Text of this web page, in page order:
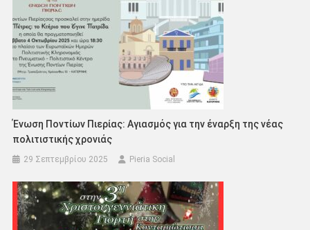
Ένωση Ποντίων Πιερίας: Αγιασμός για την έναρξη της νέας
πολιτιστικής χρονιάς
29 Σεπτεμβρίου 2025 Pieria Social